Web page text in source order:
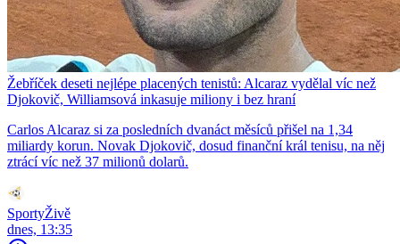
Žebříček deseti nejlépe placených tenistů: Alcaraz vydělal víc než
Djokovič, Williamsová inkasuje miliony i bez hraní
Carlos Alcaraz si za posledních dvanáct měsíců přišel na 1,34
miliardy korun. Novak Djokovič, dosud finanční král tenisu, na něj
ztrácí víc než 37 milionů dolarů.
SportyŽivě
dnes, 13:35